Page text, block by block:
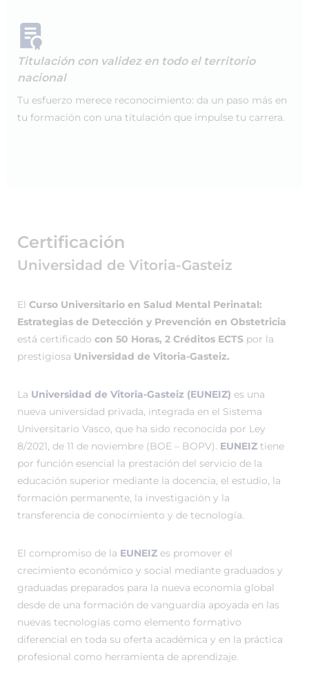
Titulación con validez en todo el territorio
nacional
Tu esfuerzo merece reconocimiento: da un paso más en
tu formación con una titulación que impulse tu carrera.
Certificación
Universidad de Vitoria-Gasteiz
El Curso Universitario en Salud Mental Perinatal:
Estrategias de Detección y Prevención en Obstetricia
está certificado con 50 Horas, 2 Créditos ECTS por la
prestigiosa Universidad de Vitoria-Gasteiz.
La Universidad de Vitoria-Gasteiz (EUNEIZ) es una
nueva universidad privada, integrada en el Sistema
Universitario Vasco, que ha sido reconocida por Ley
8/2021, de 11 de noviembre (BOE – BOPV). EUNEIZ tiene
por función esencial la prestación del servicio de la
educación superior mediante la docencia, el estudio, la
formación permanente, la investigación y la
transferencia de conocimiento y de tecnología.
El compromiso de la EUNEIZ es promover el
crecimiento económico y social mediante graduados y
graduadas preparados para la nueva economía global
desde de una formación de vanguardia apoyada en las
nuevas tecnologías como elemento formativo
diferencial en toda su oferta académica y en la práctica
profesional como herramienta de aprendizaje.